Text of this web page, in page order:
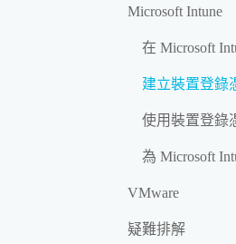
Microsoft Intune
在 Microsoft
建立裝置登錄
使用裝置登錄
為 Microsoft
VMware
疑難排解